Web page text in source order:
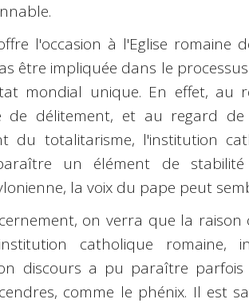
l'occasion à l'Eglise romaine
être impliquée dans le
mondial unique. En effet, au
de délitement, et au regard
du totalitarisme, l'institution
un élément de
la voix du pape peut
on verra que la
catholique romaine,
discours a pu paraître
comme le phénix. Il est